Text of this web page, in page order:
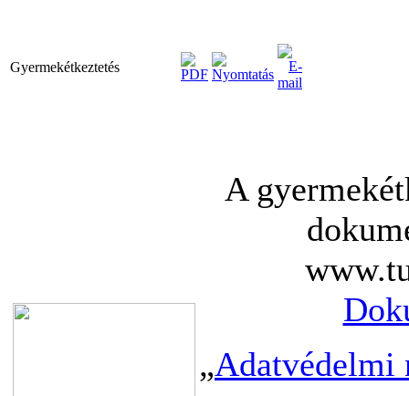
Gyermekétkeztetés
A
„Adatvédelmi